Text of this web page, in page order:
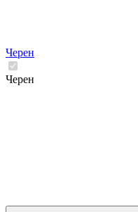
Черен
Черен